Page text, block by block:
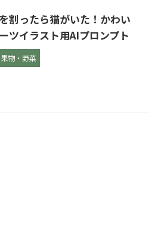
割ったら猫がいた！かわい
ツイラスト用AIプロンプト
物・野菜